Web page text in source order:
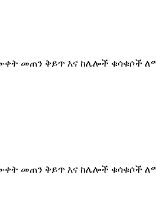
መጠን ቅይጥ እና ከሌሎች ቁሳቁሶች
መጠን ቅይጥ እና ከሌሎች ቁሳቁሶች